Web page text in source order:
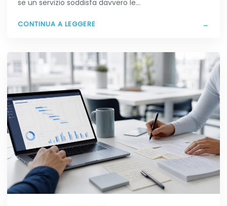
se un servizio soddisfa davvero le…
CONTINUA A LEGGERE →